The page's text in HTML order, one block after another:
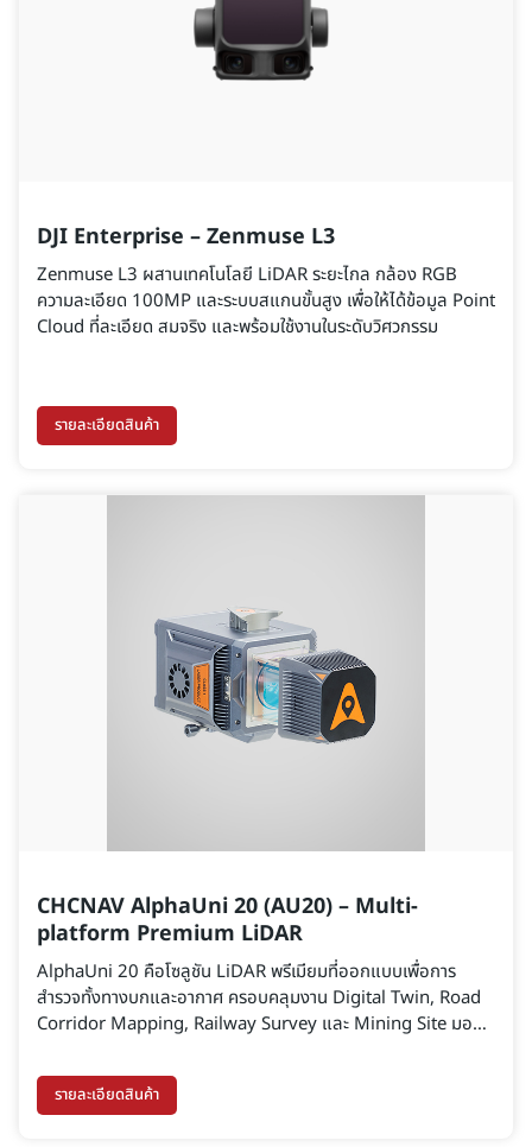
DJI Enterprise – Zenmuse L3
Zenmuse L3 ผสานเทคโนโลยี LiDAR ระยะไกล กล้อง RGB
ความละเอียด 100MP และระบบสแกนขั้นสูง เพื่อให้ได้ข้อมูล Point
Cloud ที่ละเอียด สมจริง และพร้อมใช้งานในระดับวิศวกรรม
รายละเอียดสินค้า
CHCNAV AlphaUni 20 (AU20) – Multi-
platform Premium LiDAR
AlphaUni 20 คือโซลูชัน LiDAR พรีเมียมที่ออกแบบเพื่อการ
สำรวจทั้งทางบกและอากาศ ครอบคลุมงาน Digital Twin, Road
Corridor Mapping, Railway Survey และ Mining Site มอบ
รายละเอียดสินค้า